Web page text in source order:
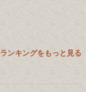
ランキングをもっと見る